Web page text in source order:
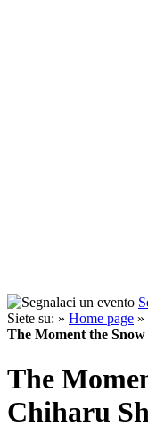
Siete su: » Home page »
The Moment the
The
Chiharu